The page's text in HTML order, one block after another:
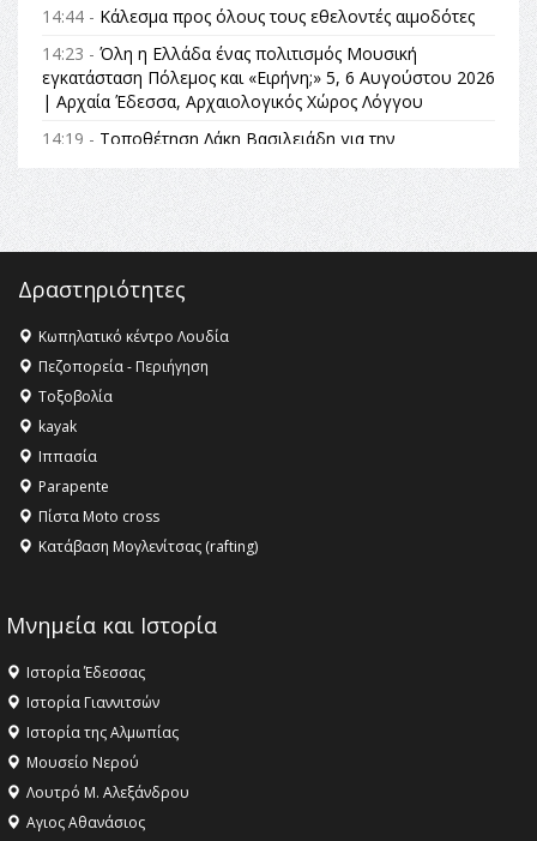
14:44 - Κάλεσμα προς όλους τους εθελοντές αιμοδότες
14:23 - Όλη η Ελλάδα ένας πολιτισμός Μουσική
εγκατάσταση Πόλεμος και «Ειρήνη;» 5, 6 Αυγούστου 2026
| Αρχαία Έδεσσα, Αρχαιολογικός Χώρος Λόγγου
14:19 - Τοποθέτηση Λάκη Βασιλειάδη για την
Αναθεώρηση του Συντάγματος: «Σε τέτοιες κορυφαίες
θεσμικές διαδικασίες υπάρχει μόνο η ευθύνη απέναντι
στις επόμενες γενιές»
16:35 -Το πρόγραμμα του ΠΑΟΚ στον δεύτερο γύρο του
16:27 - Όλυμπος: Εντάχθηκε στον Κατάλογο Παγκόσμιας
Κληρονομιάς της UNESCO – Ομόφωνη η απόφαση Ο
Όλυμπος αναγνωρίστηκε ως φυσικό και πολιτιστικό
αγαθό εξέχουσας οικουμενικής αξίας για την
ανθρωπότητα
16:18 -
ΣΤΗΝ ΕΔΕΣΣΑ
Δραστηριότητες
Κωπηλατικό κέντρο Λουδία
Πεζοπορεία - Περιήγηση
Τοξοβολία
kayak
Ιππασία
Parapente
Πίστα Moto cross
Κατάβαση Μογλενίτσας (rafting)
Μνημεία και Ιστορία
Ιστορία Έδεσσας
Ιστορία Γιαννιτσών
Ιστορία της Αλμωπίας
Μουσείο Νερού
Λουτρό Μ. Αλεξάνδρου
Αγιος Αθανάσιος